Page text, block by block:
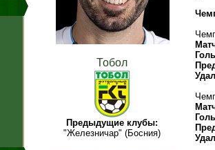
Тобол
Предыдущие клубы:
"Железничар" (Босния)